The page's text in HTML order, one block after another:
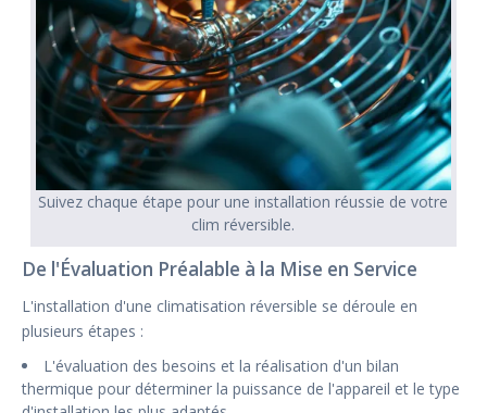
Suivez chaque étape pour une installation réussie de votre
clim réversible.
De l'Évaluation Préalable à la Mise en Service
L'installation d'une climatisation réversible se déroule en
plusieurs étapes :
L'évaluation des besoins et la réalisation d'un bilan
thermique pour déterminer la puissance de l'appareil et le type